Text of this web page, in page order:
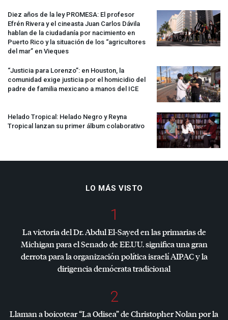
Diez años de la ley PROMESA: El profesor
Efrén Rivera y el cineasta Juan Carlos Dávila
hablan de la ciudadanía por nacimiento en
Puerto Rico y la situación de los “agricultores
del mar” en Vieques
“Justicia para Lorenzo”: en Houston, la
comunidad exige justicia por el homicidio del
padre de familia mexicano a manos del ICE
Helado Tropical: Helado Negro y Reyna
Tropical lanzan su primer álbum colaborativo
LO MÁS VISTO
1
La victoria del Dr. Abdul El-Sayed en las primarias de
Michigan para el Senado de EE.UU. significa una gran
derrota para la organización política israelíAIPACy la
dirigencia demócrata tradicional
2
Llaman a boicotear “La Odisea” de Christopher Nolan por la